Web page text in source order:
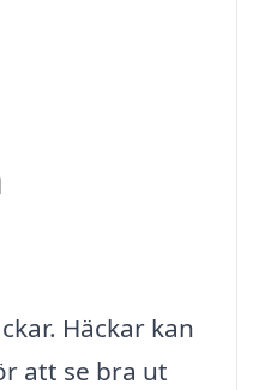
Häckar kan
att se bra ut